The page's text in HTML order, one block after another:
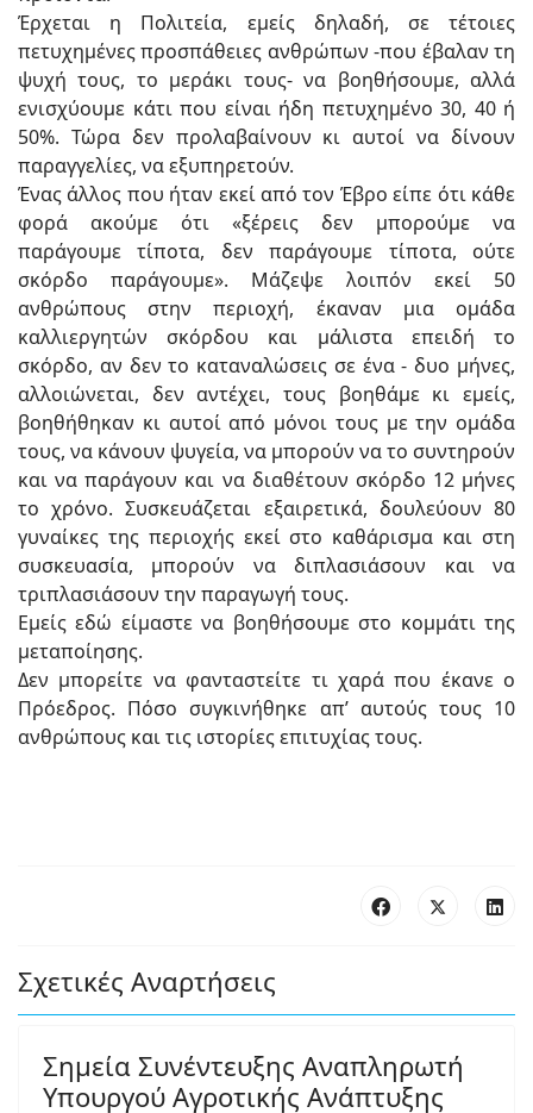
Έρχεται η Πολιτεία, εμείς δηλαδή, σε τέτοιες
πετυχημένες προσπάθειες ανθρώπων -που έβαλαν τη
ψυχή τους, το μεράκι τους- να βοηθήσουμε, αλλά
ενισχύουμε κάτι που είναι ήδη πετυχημένο 30, 40 ή
50%. Τώρα δεν προλαβαίνουν κι αυτοί να δίνουν
παραγγελίες, να εξυπηρετούν.
Ένας άλλος που ήταν εκεί από τον Έβρο είπε ότι κάθε
φορά ακούμε ότι «ξέρεις δεν μπορούμε να
παράγουμε τίποτα, δεν παράγουμε τίποτα, ούτε
σκόρδο παράγουμε». Μάζεψε λοιπόν εκεί 50
ανθρώπους στην περιοχή, έκαναν μια ομάδα
καλλιεργητών σκόρδου και μάλιστα επειδή το
σκόρδο, αν δεν το καταναλώσεις σε ένα - δυο μήνες,
αλλοιώνεται, δεν αντέχει, τους βοηθάμε κι εμείς,
βοηθήθηκαν κι αυτοί από μόνοι τους με την ομάδα
τους, να κάνουν ψυγεία, να μπορούν να το συντηρούν
και να παράγουν και να διαθέτουν σκόρδο 12 μήνες
το χρόνο. Συσκευάζεται εξαιρετικά, δουλεύουν 80
γυναίκες της περιοχής εκεί στο καθάρισμα και στη
συσκευασία, μπορούν να διπλασιάσουν και να
τριπλασιάσουν την παραγωγή τους.
Εμείς εδώ είμαστε να βοηθήσουμε στο κομμάτι της
μεταποίησης.
Δεν μπορείτε να φανταστείτε τι χαρά που έκανε ο
Πρόεδρος. Πόσο συγκινήθηκε απ’ αυτούς τους 10
ανθρώπους και τις ιστορίες επιτυχίας τους.
Σχετικές Αναρτήσεις
Σημεία Συνέντευξης Αναπληρωτή
Υπουργού Αγροτικής Ανάπτυξης